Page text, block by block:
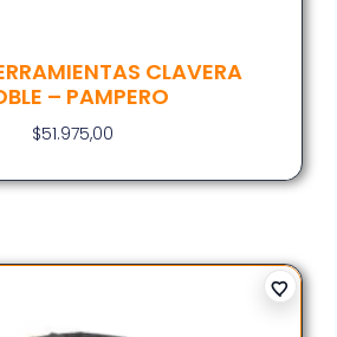
CLAVERA
– PAMPERO
$51.975,00